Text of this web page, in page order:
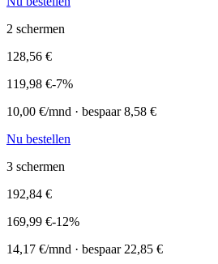
2 schermen
128,56 €
119,98 €-7%
10,00 €/mnd · bespaar8,58 €
Nu bestellen
3 schermen
192,84 €
169,99 €-12%
14,17 €/mnd · bespaar 22,85 €